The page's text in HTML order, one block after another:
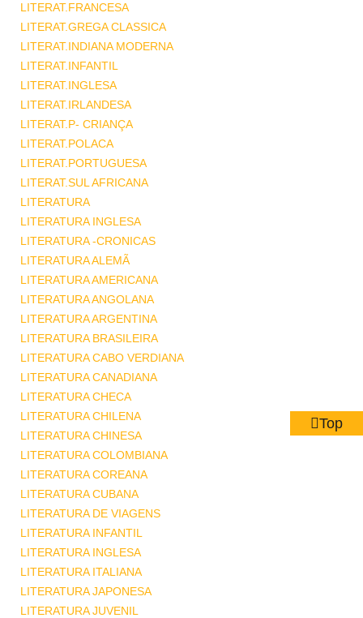
LITERAT.FRANCESA
LITERAT.GREGA CLASSICA
LITERAT.INDIANA MODERNA
LITERAT.INFANTIL
LITERAT.INGLESA
LITERAT.IRLANDESA
LITERAT.P- CRIANÇA
LITERAT.POLACA
LITERAT.PORTUGUESA
LITERAT.SUL AFRICANA
LITERATURA
LITERATURA INGLESA
LITERATURA -CRONICAS
LITERATURA ALEMÃ
LITERATURA AMERICANA
LITERATURA ANGOLANA
LITERATURA ARGENTINA
LITERATURA BRASILEIRA
LITERATURA CABO VERDIANA
LITERATURA CANADIANA
LITERATURA CHECA
LITERATURA CHILENA
LITERATURA CHINESA
LITERATURA COLOMBIANA
LITERATURA COREANA
LITERATURA CUBANA
LITERATURA DE VIAGENS
LITERATURA INFANTIL
LITERATURA INGLESA
LITERATURA ITALIANA
LITERATURA JAPONESA
LITERATURA JUVENIL
Top